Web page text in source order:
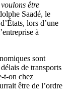
être
Saadé, le
lors d’une
à
sont
de transports
t-on chez
être de l’ordre